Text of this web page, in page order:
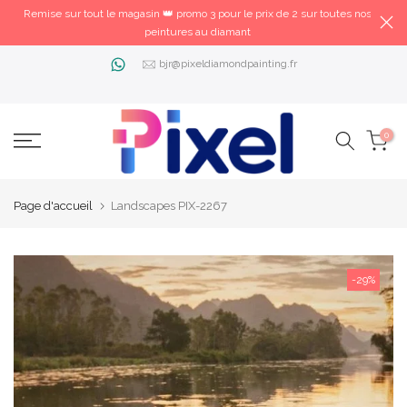
Remise sur tout le magasin 👑 promo 3 pour le prix de 2 sur toutes nos
peintures au diamant
bjr@pixeldiamondpainting.fr
0
Page d'accueil Landscapes PIX-2267
-29%